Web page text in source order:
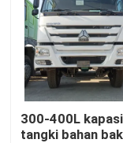
Permintaan
Dump Truck
Truk Tipper
300-400L
tangki bahan